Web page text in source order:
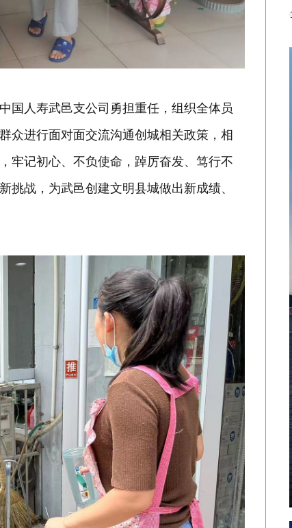
国人寿武邑支公司勇担重任，组织全体员
众进行面对面交流沟通创城相关政策，相
牢记初心、不负使命，踔厉奋发、笃行不
挑战，为武邑创建文明县城做出新成绩、